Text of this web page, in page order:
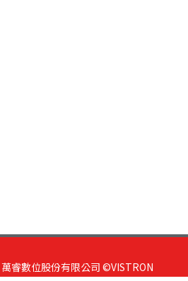
萬睿數位股份有限公司 ©VISTRON